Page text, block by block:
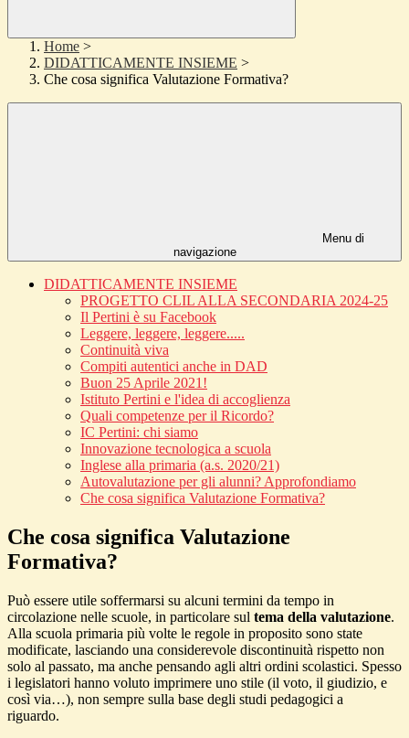
Home >
DIDATTICAMENTE INSIEME >
Che cosa significa Valutazione Formativa?
Menu di
navigazione
DIDATTICAMENTE INSIEME
PROGETTO CLIL ALLA SECONDARIA 2024-25
Il Pertini è su Facebook
Leggere, leggere, leggere.....
Continuità viva
Compiti autentici anche in DAD
Buon 25 Aprile 2021!
Istituto Pertini e l'idea di accoglienza
Quali competenze per il Ricordo?
IC Pertini: chi siamo
Innovazione tecnologica a scuola
Inglese alla primaria (a.s. 2020/21)
Autovalutazione per gli alunni? Approfondiamo
Che cosa significa Valutazione Formativa?
Che cosa significa Valutazione
Formativa?
Può essere utile soffermarsi su alcuni termini da tempo in
circolazione nelle scuole, in particolare sul tema della valutazione.
Alla scuola primaria più volte le regole in proposito sono state
modificate, lasciando una considerevole discontinuità rispetto non
solo al passato, ma anche pensando agli altri ordini scolastici. Spesso
i legislatori hanno voluto imprimere uno stile (il voto, il giudizio, e
così via…), non sempre sulla base degli studi pedagogici a
riguardo.